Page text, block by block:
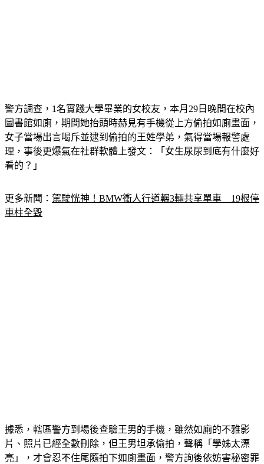
警方調查，1名實踐大學畢業的女校友，本月29日晚間在校內
圖書館如廁，期間她抬頭時赫見有手機從上方偷拍如廁畫面，
女子當場出言喝斥並逮到偷拍的王姓學弟，氣得當場報警處
理，事後更爆氣在社群軟體上發文：「女生尿尿到底有什麼好
更多新聞：
據悉，轄區警方到場後查驗王男的手機，雖然如廁的不雅影
片、照片已經全數刪除，但王男坦承偷拍，聲稱「學姊太漂